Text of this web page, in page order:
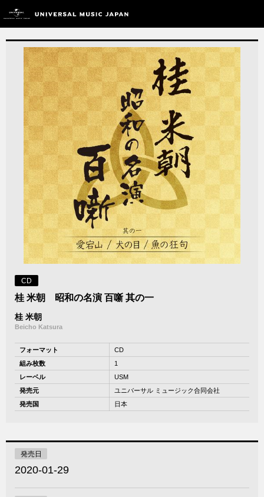
CD
桂 米朝 昭和の名演 百噺 其の一
桂 米朝
Beicho Katsura
フォーマット
CD
組み枚数
1
レーベル
USM
発売元
ユニバーサル ミュージック合同会社
発売国
日本
発売日
2020-01-29